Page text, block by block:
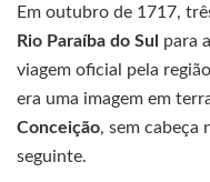
Em outubro de 1717,
Rio Paraíba do Sul
para
viagem oficial pela
era uma imagem em
Conceição, sem cabeça
seguinte.